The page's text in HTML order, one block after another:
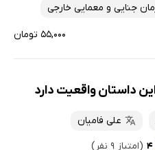
جنایی و معمایی خارجی
۵۵,۰۰۰ تومان
داستان واقعیت دارد
علی فامیان
۴ (امتیاز ۹ نفر)